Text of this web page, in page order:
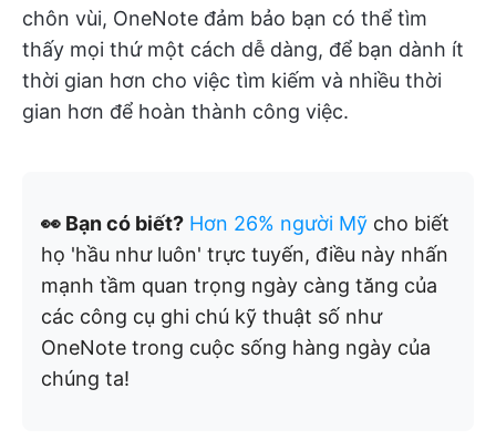
chôn vùi, OneNote đảm bảo bạn có thể tìm
thấy mọi thứ một cách dễ dàng, để bạn dành ít
thời gian hơn cho việc tìm kiếm và nhiều thời
gian hơn để hoàn thành công việc.
👀 Bạn có biết? Hơn 26% người Mỹ cho biết
họ 'hầu như luôn' trực tuyến, điều này nhấn
mạnh tầm quan trọng ngày càng tăng của
các công cụ ghi chú kỹ thuật số như
OneNote trong cuộc sống hàng ngày của
chúng ta!